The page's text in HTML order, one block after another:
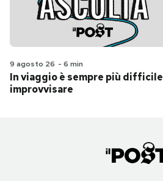
9 agosto 26 - 6 min
In viaggio è sempre più difficile
improvvisare